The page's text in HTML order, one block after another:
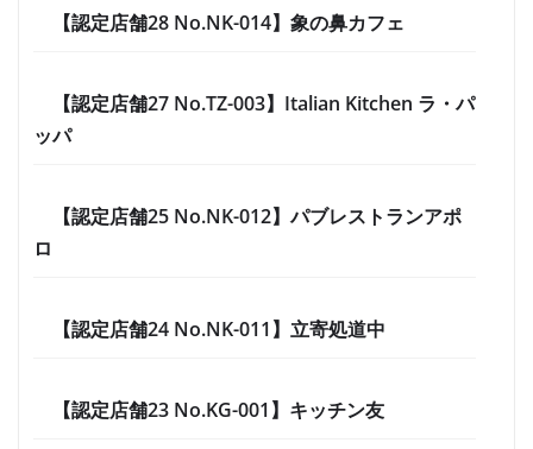
【認定店舗28 No.NK-014】象の鼻カフェ
【認定店舗27 No.TZ-003】Italian Kitchen ラ・パ
ッパ
【認定店舗25 No.NK-012】パブレストランアポ
ロ
【認定店舗24 No.NK-011】立寄処道中
【認定店舗23 No.KG-001】キッチン友